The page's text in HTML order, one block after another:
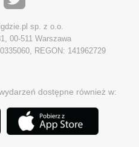
sp. z o.o.
00-511 Warszawa
REGON: 141962729
dostępne również w: